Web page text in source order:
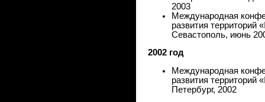
2003
Международная
развития территорий
Севастополь, июнь
2002 год
Международная
развития территорий
Петербург, 2002